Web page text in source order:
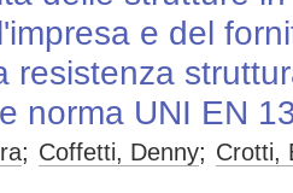
e del
resistenza
norma UNI EN
; Coffetti, Denny; Crotti,